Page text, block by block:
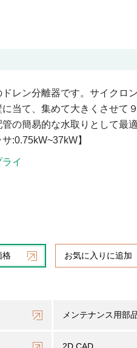
レン分離器です。サイクロ
当て、集めて大きくさせて
の簡易的な水取りとして最適
:0.75kW~37kW】
イ
格 お気に入りに追加
メンテナンス用部